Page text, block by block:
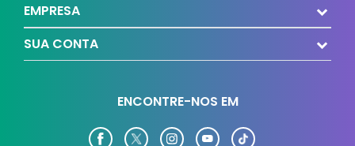
EMPRESA
SUA CONTA
ENCONTRE-NOS EM